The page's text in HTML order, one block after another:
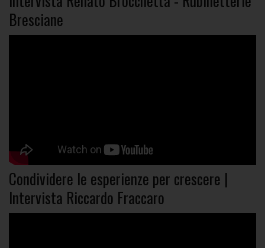
Bresciane
Condividere le esperienze per crescere |
Intervista Riccardo Fraccaro